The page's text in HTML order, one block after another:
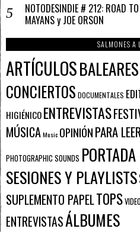
NOTODESINDIE # 212: ROAD
MAYANS y JOE ORSON
SALMONES A
ARTÍCULOSBALEARES
CONCIERTOS DOCUMENTALES
HIGIÉNICOENTREVISTAS
MÚSICAMusic OPINIÓNPARA
PHOTOGRAPHIC SOUNDS
SESIONES Y PLAYLISTS
SUPLEMENTO PAPELTOPS
ENTREVISTASÁLBUMES